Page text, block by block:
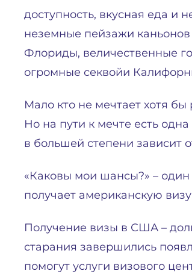
доступность, вкусная еда и
неземные пейзажи
Флориды, величественные
огромные секвойи
Мало кто не мечтает хотя
Но на пути к мечте есть
в большей степени зависит
«Каковы мои шансы?» – один
получает американскую
Получение визы в США –
старания завершились
помогут услуги визового